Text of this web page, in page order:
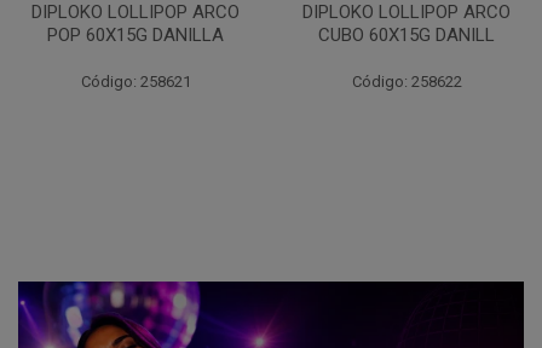
DIPLOKO LOLLIPOP ARCO
POP 60X15G DANILLA
Código: 258621
DIPLOKO LOLLIPOP ARCO
CUBO 60X15G DANILL
Código: 258622